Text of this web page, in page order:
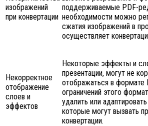
изображений
при конвертации
поддерживаемые PDF-
необходимости можно
сжатия изображений в
осуществляет
Некорректное
отображение
слоев и
эффектов
Некоторые эффекты и
презентации, могут не
отображаться в формате
ограничений этого
удалить или
которые могут вызвать
конвертации.